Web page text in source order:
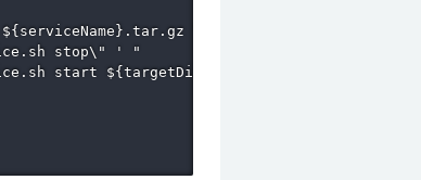
\" '"
stop\" ' "
start ${targetDir}\" ' "